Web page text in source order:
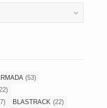
(53)
BLASTRACK (22)